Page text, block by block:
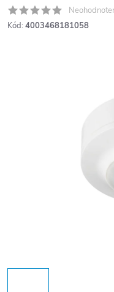
Kód: 4003468181058